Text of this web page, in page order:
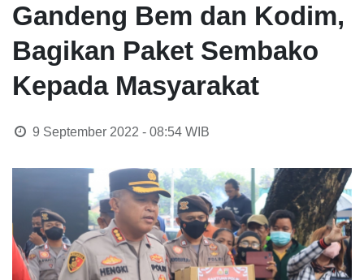
Gandeng Bem dan Kodim,
Bagikan Paket Sembako
Kepada Masyarakat
9 September 2022 - 08:54WIB